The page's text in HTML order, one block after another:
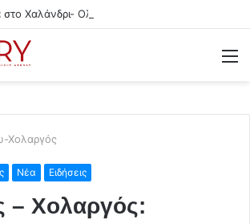
Χολαργός
Νέα Ειδήσεις
– Χολαργός: